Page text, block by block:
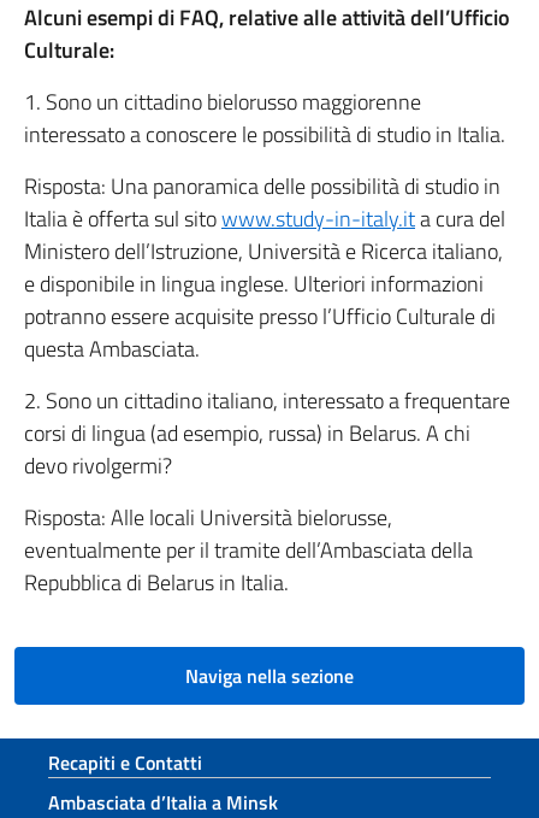
Alcuni esempi di FAQ, relative alle attività dell’Ufficio
Culturale:
1. Sono un cittadino bielorusso maggiorenne
interessato a conoscere le possibilità di studio in Italia.
Risposta: Una panoramica delle possibilità di studio in
Italia è offerta sul sitowww.study-in-italy.ita cura del
Ministero dell’Istruzione, Università e Ricerca italiano,
e disponibile in lingua inglese. Ulteriori informazioni
potranno essere acquisite presso l’Ufficio Culturale di
questa Ambasciata.
2. Sono un cittadino italiano, interessato a frequentare
corsi di lingua (ad esempio, russa) in Belarus. A chi
devo rivolgermi?
Risposta: Alle locali Università bielorusse,
eventualmente per il tramite dell’Ambasciata della
Repubblica di Belarus in Italia.
Naviga nella sezione
Sezione footer
Recapiti e Contatti
Ambasciata d’Italia a Minsk